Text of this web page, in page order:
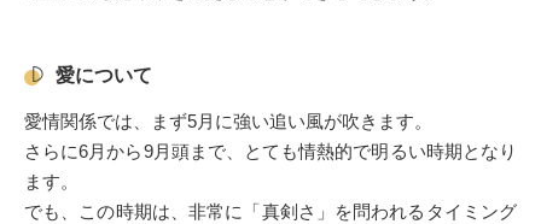
愛について
愛情関係では、まず5月に強い追い風が吹きます。
さらに6月から9月頭まで、とても情熱的で明るい時期となり
ます。
でも、この時期は、非常に「真剣さ」を問われるタイミング